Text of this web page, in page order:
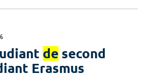
de second
Erasmus